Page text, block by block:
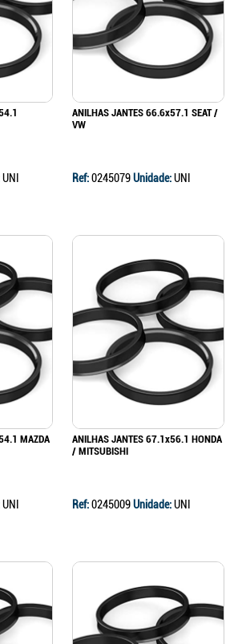
UNI
ANILHAS JANTES 66.6x57.1 SEAT /
VW
Ref:0245079Unidade:UNI
MAZDA
UNI
ANILHAS JANTES 67.1x56.1 HONDA
/ MITSUBISHI
Ref:0245009Unidade:UNI